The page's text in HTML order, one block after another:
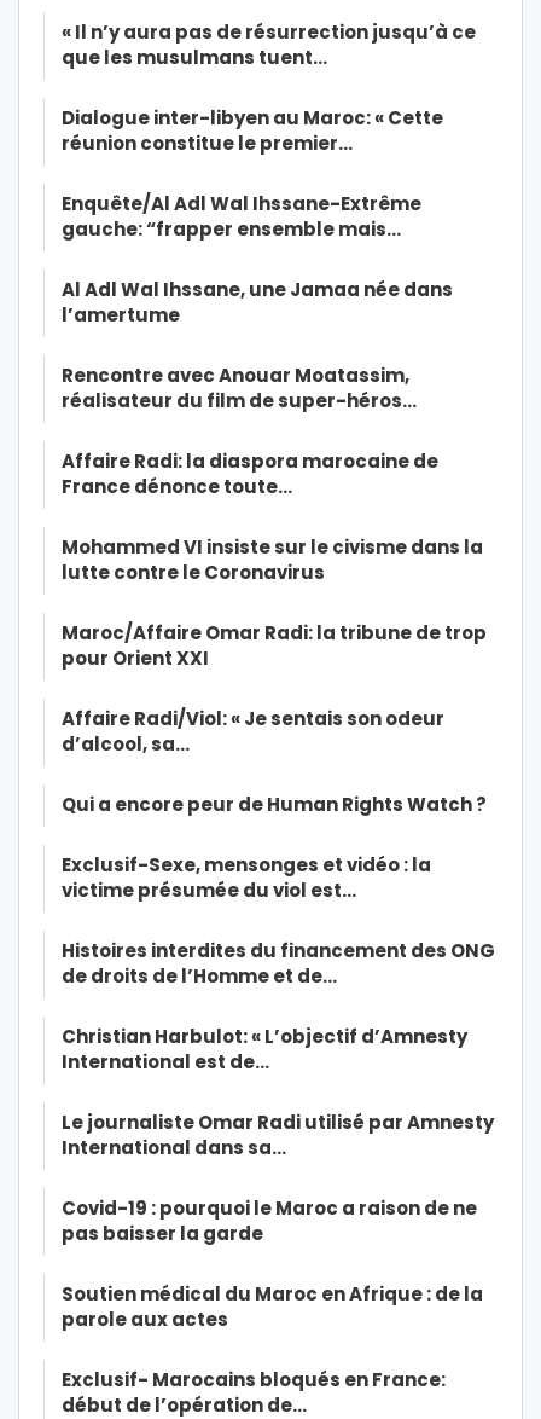
« Il n’y aura pas de résurrection jusqu’à ce
que les musulmans tuent…
Dialogue inter-libyen au Maroc: « Cette
réunion constitue le premier…
Enquête/Al Adl Wal Ihssane-Extrême
gauche: “frapper ensemble mais…
Al Adl Wal Ihssane, une Jamaa née dans
l’amertume
Rencontre avec Anouar Moatassim,
réalisateur du film de super-héros…
Affaire Radi: la diaspora marocaine de
France dénonce toute…
Mohammed VI insiste sur le civisme dans la
lutte contre le Coronavirus
Maroc/Affaire Omar Radi: la tribune de trop
pour Orient XXI
Affaire Radi/Viol: « Je sentais son odeur
d’alcool, sa…
Qui a encore peur de Human Rights Watch ?
Exclusif-Sexe, mensonges et vidéo : la
victime présumée du viol est…
Histoires interdites du financement des ONG
de droits de l’Homme et de…
Christian Harbulot: « L’objectif d’Amnesty
International est de…
Le journaliste Omar Radi utilisé par Amnesty
International dans sa…
Covid-19 : pourquoi le Maroc a raison de ne
pas baisser la garde
Soutien médical du Maroc en Afrique : de la
parole aux actes
Exclusif- Marocains bloqués en France:
début de l’opération de…